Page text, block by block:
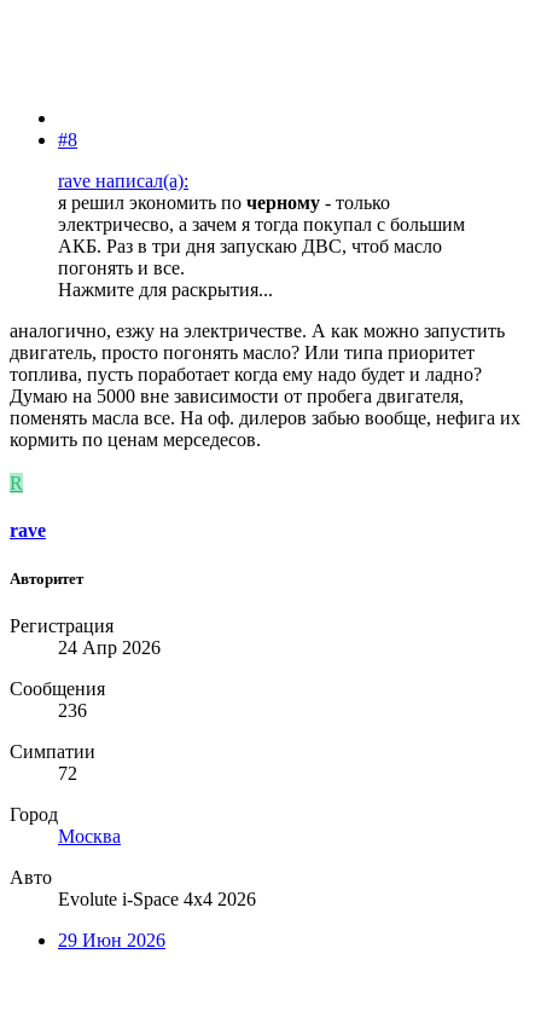
#8
rave написал(а):
я решил экономить по черному - только
электричесво, а зачем я тогда покупал с большим
АКБ. Раз в три дня запускаю ДВС, чтоб масло
погонять и все.
Нажмите для раскрытия...
аналогично, езжу на электричестве. А как можно запустить
двигатель, просто погонять масло? Или типа приоритет
топлива, пусть поработает когда ему надо будет и ладно?
Думаю на 5000 вне зависимости от пробега двигателя,
поменять масла все. На оф. дилеров забью вообще, нефига их
кормить по ценам мерседесов.
R
rave
Авторитет
Регистрация
24 Апр 2026
Сообщения
236
Симпатии
72
Город
Москва
Авто
Evolute i-Space 4x4 2026
29 Июн 2026